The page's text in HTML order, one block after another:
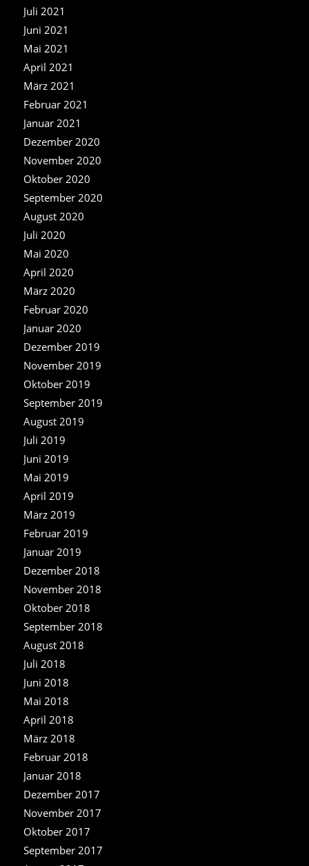
Juli 2021
Juni 2021
Mai 2021
April 2021
März 2021
Februar 2021
Januar 2021
Dezember 2020
November 2020
Oktober 2020
September 2020
August 2020
Juli 2020
Mai 2020
April 2020
März 2020
Februar 2020
Januar 2020
Dezember 2019
November 2019
Oktober 2019
September 2019
August 2019
Juli 2019
Juni 2019
Mai 2019
April 2019
März 2019
Februar 2019
Januar 2019
Dezember 2018
November 2018
Oktober 2018
September 2018
August 2018
Juli 2018
Juni 2018
Mai 2018
April 2018
März 2018
Februar 2018
Januar 2018
Dezember 2017
November 2017
Oktober 2017
September 2017